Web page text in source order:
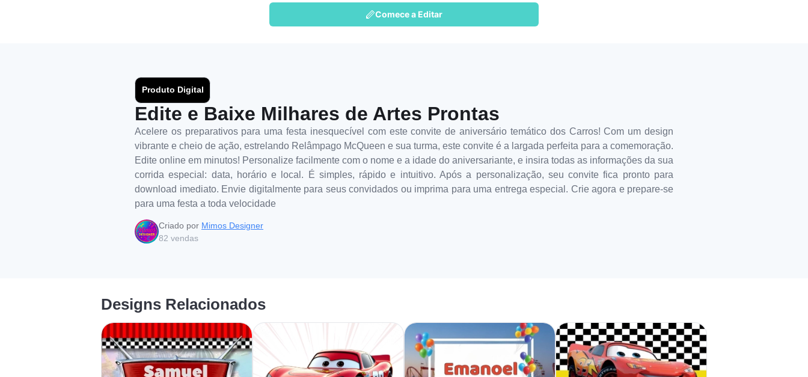
Comece a Editar
Produto Digital
Edite e Baixe Milhares de Artes Prontas
Acelere os preparativos para uma festa inesquecível com este convite de aniversário temático dos Carros! Com um design
vibrante e cheio de ação, estrelando Relâmpago McQueen e sua turma, este convite é a largada perfeita para a comemoração.
Edite online em minutos! Personalize facilmente com o nome e a idade do aniversariante, e insira todas as informações da sua
corrida especial: data, horário e local. É simples, rápido e intuitivo. Após a personalização, seu convite fica pronto para
download imediato. Envie digitalmente para seus convidados ou imprima para uma entrega especial. Crie agora e prepare-se
para uma festa a toda velocidade
Criado por Mimos Designer
82 vendas
Designs Relacionados